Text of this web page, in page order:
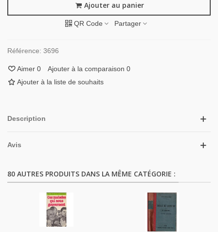
Ajouter au panier
QR Code Partager
Référence: 3696
Aimer 0 Ajouter à la comparaison 0
Ajouter à la liste de souhaits
Description
Avis
80 AUTRES PRODUITS DANS LA MÊME CATÉGORIE :